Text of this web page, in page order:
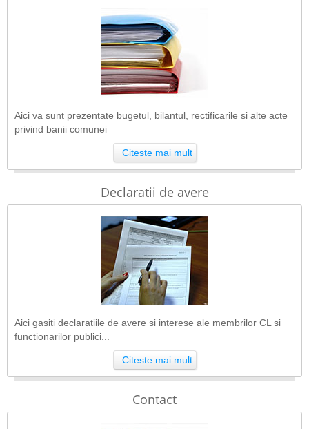
Aici va sunt prezentate bugetul, bilantul, rectificarile si alte acte
privind banii comunei
Citeste mai mult
Declaratii de avere
Aici gasiti declaratiile de avere si interese ale membrilor CL si
functionarilor publici...
Citeste mai mult
Contact